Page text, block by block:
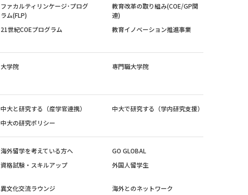
ファカルティリンケージ･プログ
ラム(FLP)
教育改革の取り組み(COE/GP関
連)
21世紀COEプログラム 教育イノベーション推進事業
大学院
専門職大学院
中大と研究する（産学官連携）
中大で研究する（学内研究支援）
中大の研究ポリシー
海外留学を考えている方へ
GO GLOBAL
資格試験・スキルアップ 外国人留学生
異文化交流ラウンジ
海外とのネットワーク